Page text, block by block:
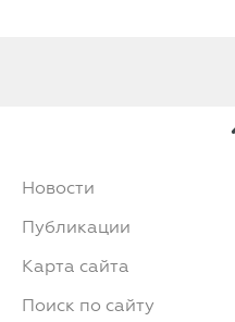
Новости
Публикации
Карта сайта
Поиск по сайту